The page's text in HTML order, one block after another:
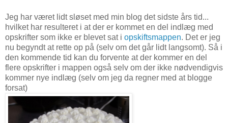
Jeg har været lidt sløset med min blog det sidste års tid...
hvilket har resulteret i at der er kommet en del indlæg med
opskrifter som ikke er blevet sat i opskiftsmappen. Det er jeg
nu begyndt at rette op på (selv om det går lidt langsomt). Så i
den kommende tid kan du forvente at der kommer en del
flere opskrifter i mappen også selv om der ikke nødvendigvis
kommer nye indlæg (selv om jeg da regner med at blogge
forsat)